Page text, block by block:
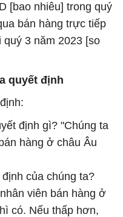
[bao nhiêu] trong quý
bán hàng trực tiếp
3 năm 2023 [so
quyết định
định gì? "Chúng ta
hàng ở châu Âu
của chúng ta?
viên bán hàng ở
có. Nếu thấp hơn,